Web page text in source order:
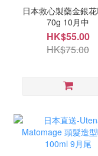
日本救心製藥金銀
70g 10月中
HK$55.00
HK$75.00